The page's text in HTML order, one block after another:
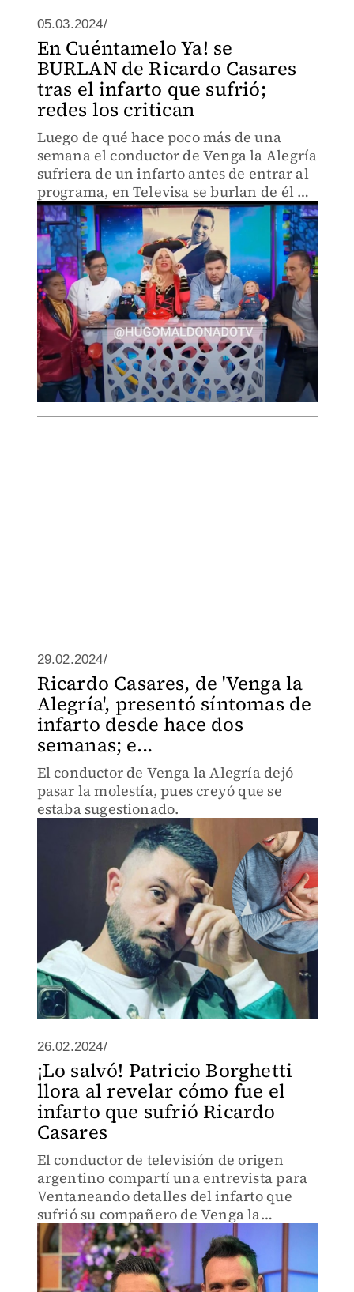
05.03.2024/
En Cuéntamelo Ya! se
BURLAN de Ricardo Casares
tras el infarto que sufrió;
redes los critican
Luego de qué hace poco más de una
semana el conductor de Venga la Alegría
sufriera de un infarto antes de entrar al
programa, en Televisa se burlan de él y
de Patricio Borghetti.
29.02.2024/
Ricardo Casares, de 'Venga la
Alegría', presentó síntomas de
infarto desde hace dos
semanas; e...
El conductor de Venga la Alegría dejó
pasar la molestía, pues creyó que se
estaba sugestionado.
26.02.2024/
¡Lo salvó! Patricio Borghetti
llora al revelar cómo fue el
infarto que sufrió Ricardo
Casares
El conductor de televisión de origen
argentino compartí una entrevista para
Ventaneando detalles del infarto que
sufrió su compañero de Venga la
Alegría.